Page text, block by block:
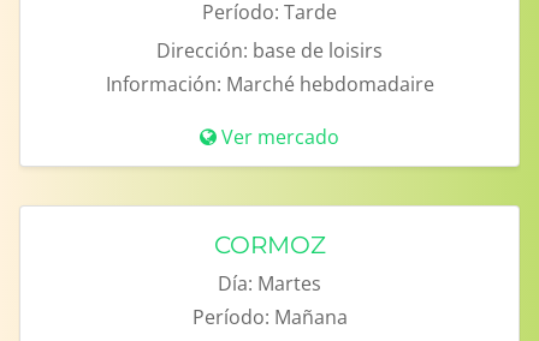
Período: Tarde
Dirección: base de loisirs
Información: Marché hebdomadaire
Ver mercado
CORMOZ
Día: Martes
Período: Mañana